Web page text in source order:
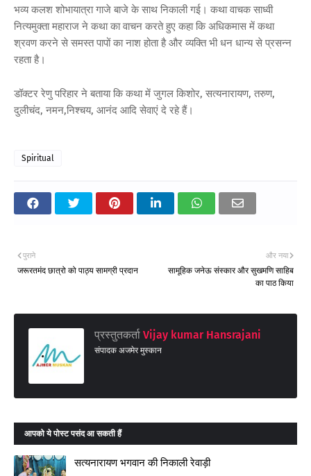
भव्य कलश शोभायात्रा गाजे बाजे के साथ निकाली गई। कथा वाचक साध्वी
नित्यमुक्ता महाराज ने कथा का वाचन करते हुए कहा कि अधिकमास में कथा
श्रवण करने से समस्त पापों का नाश होता है और व्यक्ति भी धन धान्य से प्रसन्न
रहता है।
डॉक्टर रेणु परिहार ने बताया कि कथा में जुगल किशोर, सत्यनारायण, तरुण,
दुलीचंद, नमन,निश्चय, आनंद आदि सेवाएं दे रहे हैं।
Spiritual
और नया
सामूहिक जनेऊ संस्कार और सुखमणि साहिब
का पाठ किया
पुराने
जरूरतमंद छात्रो को पाठ्य सामग्री प्रदान
प्रस्तुतकर्ता Vijay kumar Hansrajani
संपादक अजमेर मुस्कान
आपको ये पोस्ट पसंद आ सकती हैं
सत्यनारायण भगवान की निकाली रेवाड़ी